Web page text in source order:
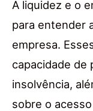
A liquidez e o
para entender
empresa.
capacidade de
insolvência,
sobre o